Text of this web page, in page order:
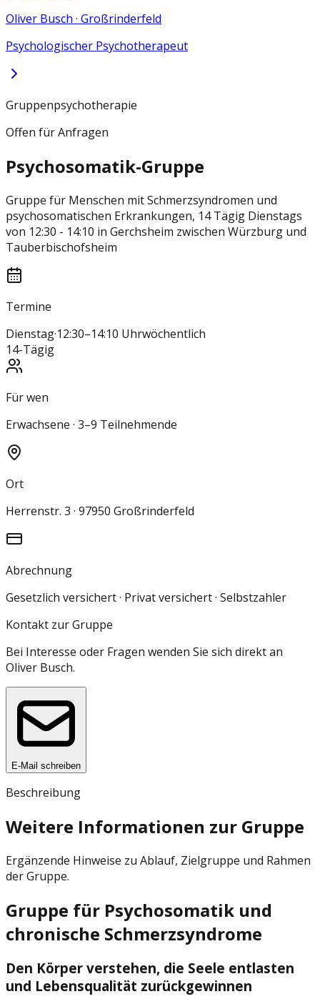
Oliver Busch · Großrinderfeld
Psychologischer Psychotherapeut
Gruppenpsychotherapie
Offen für Anfragen
Psychosomatik-Gruppe
Gruppe für Menschen mit Schmerzsyndromen und
psychosomatischen Erkrankungen, 14 Tägig Dienstags
von 12:30 - 14:10 in Gerchsheim zwischen Würzburg und
Tauberbischofsheim
Termine
Dienstag·12:30–14:10 Uhrwöchentlich
14-Tägig
Für wen
Erwachsene · 3–9 Teilnehmende
Ort
Herrenstr. 3 · 97950 Großrinderfeld
Abrechnung
Gesetzlich versichert · Privat versichert · Selbstzahler
Kontakt zur Gruppe
Bei Interesse oder Fragen wenden Sie sich direkt an
Oliver Busch.
E-Mail schreiben
Beschreibung
Weitere Informationen zur Gruppe
Ergänzende Hinweise zu Ablauf, Zielgruppe und Rahmen
der Gruppe.
Gruppe für Psychosomatik und
chronische Schmerzsyndrome
Den Körper verstehen, die Seele entlasten
und Lebensqualität zurückgewinnen